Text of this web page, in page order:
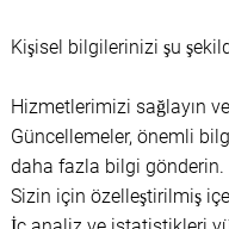
Kişisel bilgilerinizi şu
Hizmetlerimizi sağlayın
Güncellemeler, önemli
daha fazla bilgi gönderin.
Sizin için özelleştirilmiş